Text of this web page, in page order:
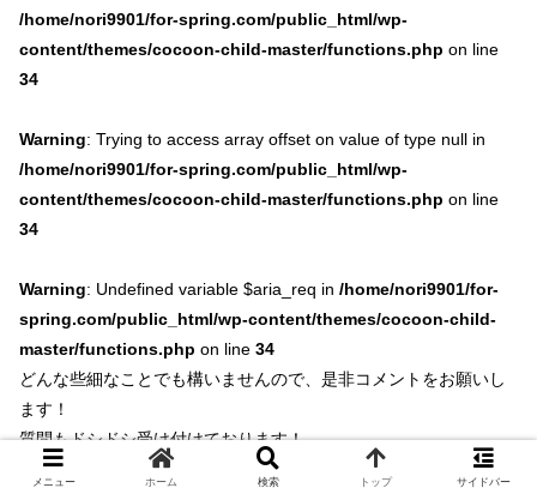
/home/nori9901/for-spring.com/public_html/wp-
content/themes/cocoon-child-master/functions.php on line
34
Warning: Trying to access array offset on value of type null in
/home/nori9901/for-spring.com/public_html/wp-
content/themes/cocoon-child-master/functions.php on line
34
Warning: Undefined variable $aria_req in /home/nori9901/for-
spring.com/public_html/wp-content/themes/cocoon-child-
master/functions.php on line 34
どんな些細なことでも構いませんので、是非コメントをお願いし
ます！
質問もドシドシ受け付けております！
メニュー ホーム 検索 トップ サイドバー